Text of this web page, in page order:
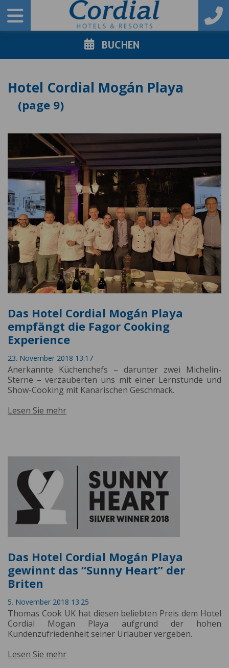
BUCHEN
Hotel Cordial Mogán Playa
9
Das Hotel Cordial Mogán Playa
empfängt die Fagor Cooking
Experience
23. November 2018 13:17
Anerkannte Küchenchefs – darunter zwei Michelin-
Sterne – verzauberten uns mit einer Lernstunde und
Show-Cooking mit Kanarischen Geschmack.
Lesen Sie mehr
Das Hotel Cordial Mogán Playa
gewinnt das “Sunny Heart” der
Briten
5. November 2018 13:25
Thomas Cook UK hat diesen beliebten Preis dem Hotel
Cordial Mogan Playa aufgrund der hohen
Kundenzufriedenheit seiner Urlauber vergeben.
Lesen Sie mehr